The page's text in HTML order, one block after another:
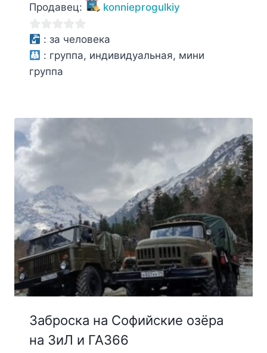
составляла7000₽.
Продавец: konnieprogulkiy
0
из
5
: за человека
: группа, индивидуальная, мини
группа
Заброска на Софийские озёра
на ЗиЛ и ГАЗ66